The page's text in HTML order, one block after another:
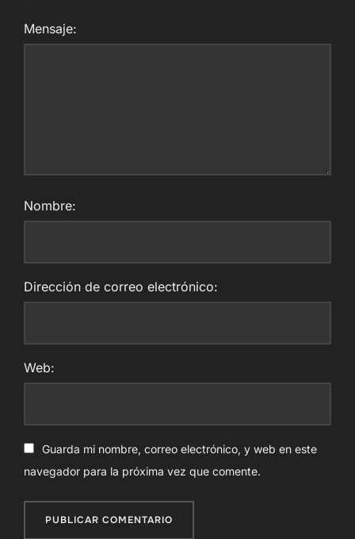
Mensaje:
Nombre:
Dirección de correo electrónico:
Web:
Guarda mi nombre, correo electrónico, y web en este
navegador para la próxima vez que comente.